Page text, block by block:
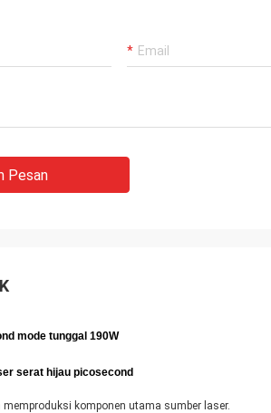
Pesan
mode tunggal 190W
serat hijau picosecond
komponen utama sumber laser.